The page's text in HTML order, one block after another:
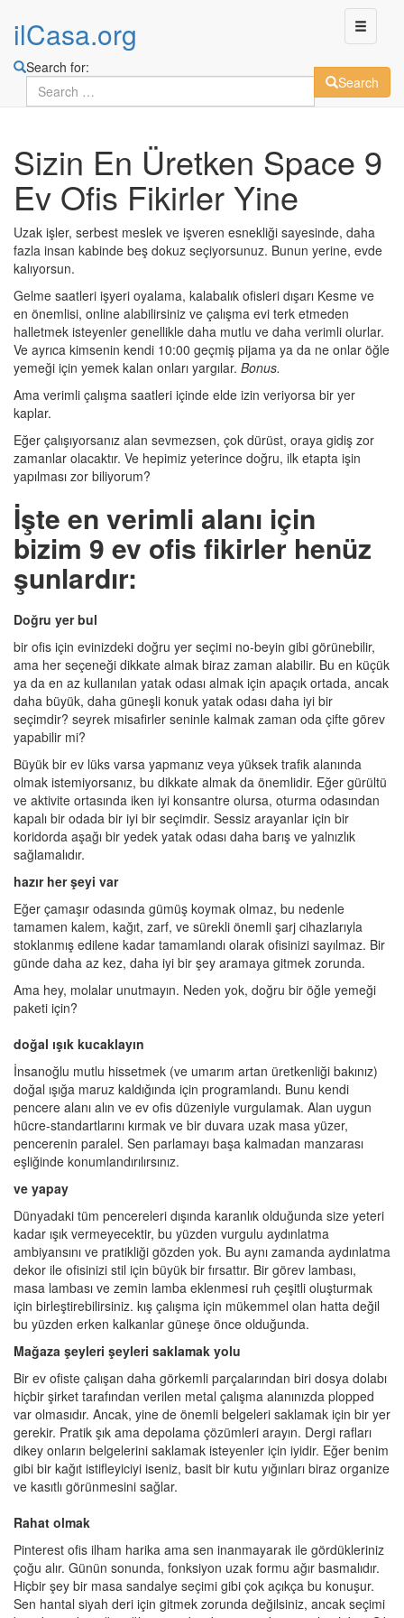
ilCasa.org
Search for:
Search
main
content
Sizin En Üretken Space 9
Ev Ofis Fikirler Yine
Uzak işler, serbest meslek ve işveren esnekliği sayesinde, daha
fazla insan kabinde beş dokuz seçiyorsunuz. Bunun yerine, evde
kalıyorsun.
Gelme saatleri işyeri oyalama, kalabalık ofisleri dışarı Kesme ve
en önemlisi, online alabilirsiniz ve çalışma evi terk etmeden
halletmek isteyenler genellikle daha mutlu ve daha verimli olurlar.
Ve ayrıca kimsenin kendi 10:00 geçmiş pijama ya da ne onlar öğle
yemeği için yemek kalan onları yargılar. Bonus.
Ama verimli çalışma saatleri içinde elde izin veriyorsa bir yer
kaplar.
Eğer çalışıyorsanız alan sevmezsen, çok dürüst, oraya gidiş zor
zamanlar olacaktır. Ve hepimiz yeterince doğru, ilk etapta işin
yapılması zor biliyorum?
İşte en verimli alanı için
bizim 9 ev ofis fikirler henüz
şunlardır:
Doğru yer bul
bir ofis için evinizdeki doğru yer seçimi no-beyin gibi görünebilir,
ama her seçeneği dikkate almak biraz zaman alabilir. Bu en küçük
ya da en az kullanılan yatak odası almak için apaçık ortada, ancak
daha büyük, daha güneşli konuk yatak odası daha iyi bir
seçimdir? seyrek misafirler seninle kalmak zaman oda çifte görev
yapabilir mi?
Büyük bir ev lüks varsa yapmanız veya yüksek trafik alanında
olmak istemiyorsanız, bu dikkate almak da önemlidir. Eğer gürültü
ve aktivite ortasında iken iyi konsantre olursa, oturma odasından
kapalı bir odada bir iyi bir seçimdir. Sessiz arayanlar için bir
koridorda aşağı bir yedek yatak odası daha barış ve yalnızlık
sağlamalıdır.
hazır her şeyi var
Eğer çamaşır odasında gümüş koymak olmaz, bu nedenle
tamamen kalem, kağıt, zarf, ve sürekli önemli şarj cihazlarıyla
stoklanmış edilene kadar tamamlandı olarak ofisinizi sayılmaz. Bir
günde daha az kez, daha iyi bir şey aramaya gitmek zorunda.
Ama hey, molalar unutmayın. Neden yok, doğru bir öğle yemeği
paketi için?
doğal ışık kucaklayın
İnsanoğlu mutlu hissetmek (ve umarım artan üretkenliği bakınız)
doğal ışığa maruz kaldığında için programlandı. Bunu kendi
pencere alanı alın ve ev ofis düzeniyle vurgulamak. Alan uygun
hücre-standartlarını kırmak ve bir duvara uzak masa yüzer,
pencerenin paralel. Sen parlamayı başa kalmadan manzarası
eşliğinde konumlandırılırsınız.
ve yapay
Dünyadaki tüm pencereleri dışında karanlık olduğunda size yeteri
kadar ışık vermeyecektir, bu yüzden vurgulu aydınlatma
ambiyansını ve pratikliği gözden yok. Bu aynı zamanda aydınlatma
dekor ile ofisinizi stil için büyük bir fırsattır. Bir görev lambası,
masa lambası ve zemin lamba eklenmesi ruh çeşitli oluşturmak
için birleştirebilirsiniz. kış çalışma için mükemmel olan hatta değil
bu yüzden erken kalkanlar güneşe önce olduğunda.
Mağaza şeyleri şeyleri saklamak yolu
Bir ev ofiste çalışan daha görkemli parçalarından biri dosya dolabı
hiçbir şirket tarafından verilen metal çalışma alanınızda plopped
var olmasıdır. Ancak, yine de önemli belgeleri saklamak için bir yer
gerekir. Pratik şık ama depolama çözümleri arayın. Dergi rafları
dikey onların belgelerini saklamak isteyenler için iyidir. Eğer benim
gibi bir kağıt istifleyiciyi iseniz, basit bir kutu yığınları biraz organize
ve kasıtlı görünmesini sağlar.
Rahat olmak
Pinterest ofis ilham harika ama sen inanmayarak ile gördükleriniz
çoğu alır. Günün sonunda, fonksiyon uzak formu ağır basmalıdır.
Hiçbir şey bir masa sandalye seçimi gibi çok açıkça bu konuşur.
Sen hantal siyah deri için gitmek zorunda değilsiniz, ancak seçimi